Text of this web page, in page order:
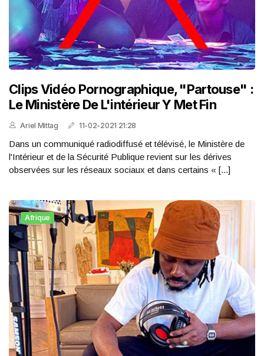
Clips Vidéo Pornographique, "partouse" :
Le Ministère De L'intérieur Y Met Fin
Ariel Mittag 11-02-2021 21:28
Dans un communiqué radiodiffusé et télévisé, le Ministère de
l'Intérieur et de la Sécurité Publique revient sur les dérives
observées sur les réseaux sociaux et dans certains « [...]
Afrique